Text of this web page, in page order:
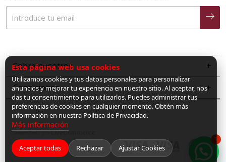
Sobre nosotros
Condiciones
LiveCommerce
1
Esta página web usa cookies
Utilizamos cookies y tus datos personales para personalizar
anuncios y mejorar tu experiencia en nuestro sitio. Al aceptar, nos
das tu consentimiento para utilizarlos. Puedes administrar tus
preferencias de cookies en cualquier momento. Obtén más
información en nuestra Política de Privacidad.
Más información
Aceptar todas Rechazar Ajustar Cookies